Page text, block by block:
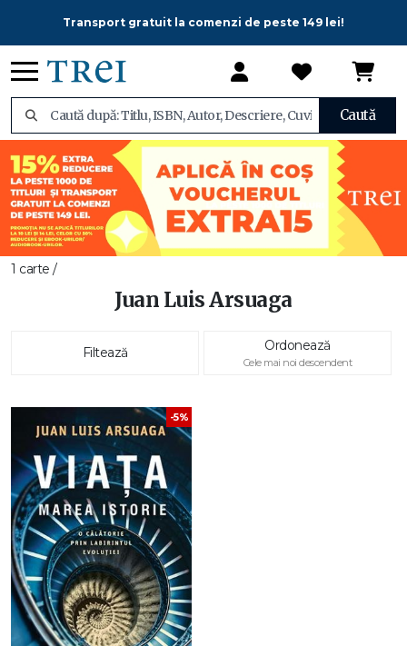
Transport gratuit la comenzi de peste 149 lei!
Caută
1 carte /
Juan Luis Arsuaga
Filtează Ordonează
Cele mai noi descendent
-5%